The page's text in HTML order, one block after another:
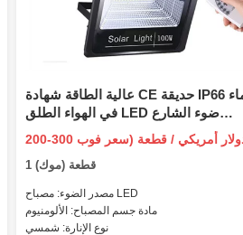
عالية الطاقة شهادة CE حديقة IP66 للماء
في الهواء الطلق LED ضوء الشارع
1 قطعة (موك)
مصدر الضوء: مصباح LED
مادة جسم المصباح: الألومنيوم
نوع الإنارة: شمسي